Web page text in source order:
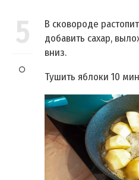
5
В сковороде
добавить сахар,
вниз.
Тушить яблоки 10